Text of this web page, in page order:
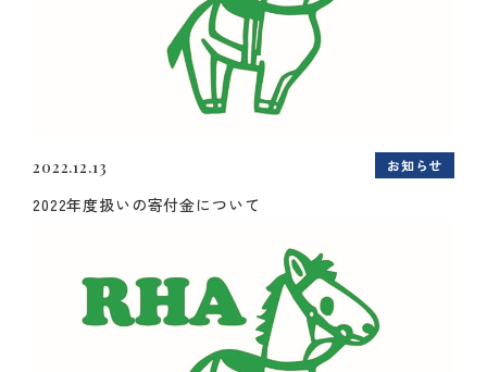
2022.12.13 お知らせ
2022年度扱いの寄付金について